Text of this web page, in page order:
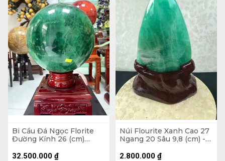
Bi Cầu Đá Ngọc Florite
Đường Kính 26 (cm)
32.500.000 ₫
Núi Flourite Xanh Cao 27
Ngang 20 Sâu 9,8 (cm) -
Lên Đế 37 (cm) - 6,88kg
2.800.000 ₫